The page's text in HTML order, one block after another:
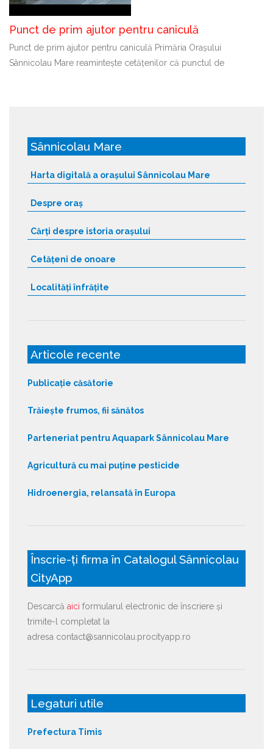
Punct de prim ajutor pentru caniculă
Punct de prim ajutor pentru caniculă Primăria Orașului
Sânnicolau Mare reamintește cetățenilor că punctul de
Sânnicolau Mare
Harta digitală a orașului Sânnicolau Mare
Despre oraș
Cărți despre istoria orașului
Cetățeni de onoare
Localități înfrățite
Articole recente
Publicație căsătorie
Trăiește frumos, fii sănătos
Parteneriat pentru Aquapark Sânnicolau Mare
Agricultură cu mai puține pesticide
Hidroenergia, relansată în Europa
Înscrie-ți firma în Catalogul Sânnicolau
CityApp
Descarcă aici formularul electronic de înscriere și
trimite-l completat la
adresa contact@sannicolau.procityapp.ro
Legaturi utile
Prefectura Timis